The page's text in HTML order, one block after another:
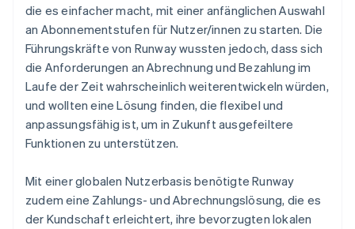
die es einfacher macht, mit einer anfänglichen Auswahl
an Abonnementstufen für Nutzer/innen zu starten. Die
Führungskräfte von Runway wussten jedoch, dass sich
die Anforderungen an Abrechnung und Bezahlung im
Laufe der Zeit wahrscheinlich weiterentwickeln würden,
und wollten eine Lösung finden, die flexibel und
anpassungsfähig ist, um in Zukunft ausgefeiltere
Funktionen zu unterstützen.
Mit einer globalen Nutzerbasis benötigte Runway
zudem eine Zahlungs- und Abrechnungslösung, die es
der Kundschaft erleichtert, ihre bevorzugten lokalen